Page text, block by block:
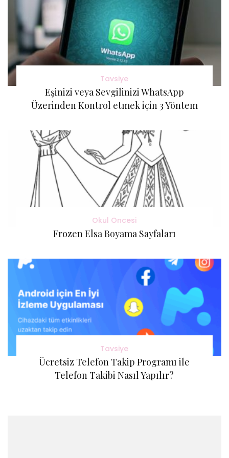
Tavsiye
Eşinizi veya Sevgilinizi WhatsApp
Üzerinden Kontrol etmek için 3 Yöntem
Okul Öncesi
Frozen Elsa Boyama Sayfaları
Tavsiye
Ücretsiz Telefon Takip Programı ile
Telefon Takibi Nasıl Yapılır?